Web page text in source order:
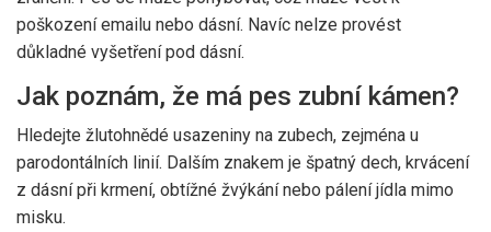
poškození emailu nebo dásní. Navíc nelze provést
důkladné vyšetření pod dásní.
Jak poznám, že má pes zubní kámen?
Hledejte žlutohnědé usazeniny na zubech, zejména u
parodontálních linií. Dalším znakem je špatný dech, krvácení
z dásní při krmení, obtížné žvýkání nebo pálení jídla mimo
misku.